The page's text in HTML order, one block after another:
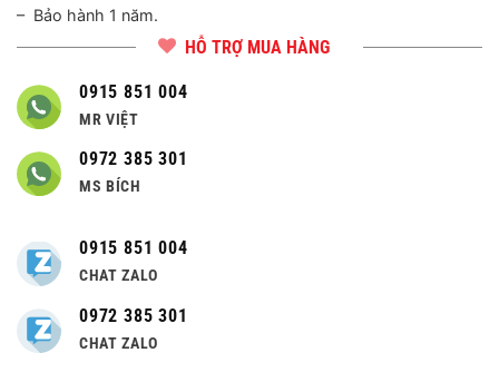
– Bảo hành 1 năm.
HỖ TRỢ MUA HÀNG
0915 851 004
MR VIỆT
0972 385 301
MS BÍCH
0915 851 004
CHAT ZALO
0972 385 301
CHAT ZALO